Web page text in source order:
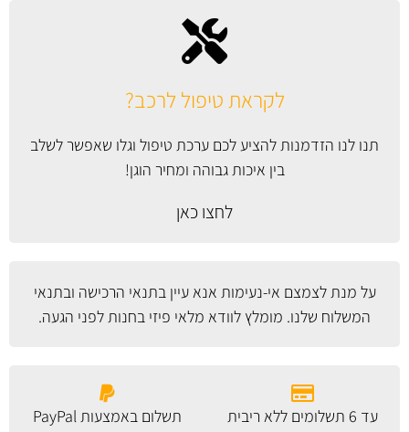
לקראת טיפול לרכב?
תנו לנו הזדמנות להציע לכם ערכת טיפול וגלו שאפשר לשלב
בין איכות גבוהה ומחיר הוגן!
לחצו כאן
על מנת לצמצם אי-נעימות אנא עייןבתנאי הרכישה ובתנאי
המשלוח שלנו. מומלץ לוודא מלאי פיזי בחנות לפני הגעה.
עד 6 תשלומים ללא ריבית תשלום באמצעות PayPal